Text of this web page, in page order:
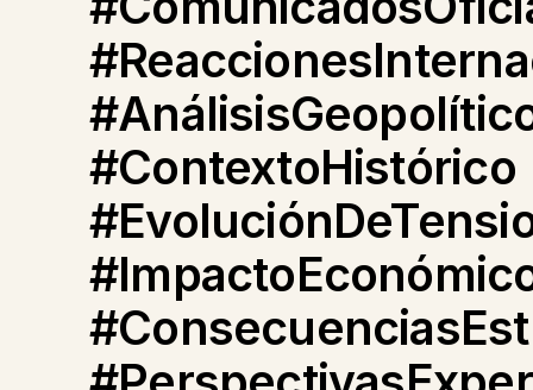
#ContextoHistórico